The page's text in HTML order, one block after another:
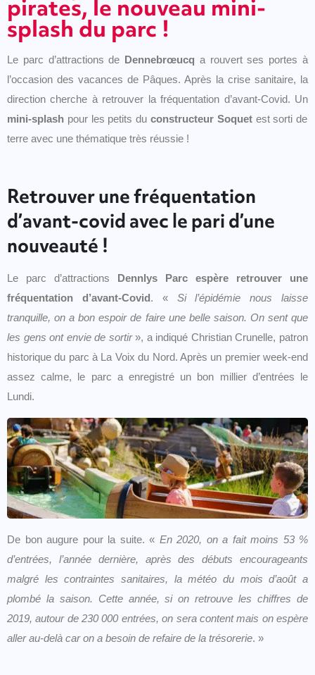
pirates, le nouveau mini-
splash du parc !
Le parc d’attractions de Dennebrœucq a rouvert ses portes à
l’occasion des vacances de Pâques. Après la crise sanitaire, la
direction cherche à retrouver la fréquentation d’avant-Covid. Un
mini-splash pour les petits duconstructeur Soquet est sorti de
terre avec une thématique très réussie !
Retrouver une fréquentation
d’avant-covid avec le pari d’une
nouveauté !
Le parc d’attractions Dennlys Parc espère retrouver une
fréquentation d’avant-Covid. « Si l’épidémie nous laisse
tranquille, on a bon espoir de faire une belle saison. On sent que
les gens ont envie de sortir», a indiqué Christian Crunelle, patron
historique du parc à La Voix du Nord. Après un premier week-end
assez calme, le parc a enregistré un bon millier d’entrées le
Lundi.
De bon augure pour la suite. « En 2020, on a fait moins 53 %
d’entrées, l’année dernière, après des débuts encourageants
malgré les contraintes sanitaires, la météo du mois d’août a
plombé la saison. Cette année, si on retrouve les chiffres de
2019, autour de 230 000 entrées, on sera content mais on espère
aller au-delà car on a besoin de refaire de la trésorerie. »